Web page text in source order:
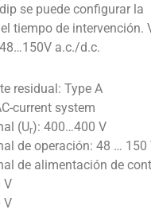
se puede configurar la
tiempo de intervención.
a.c./d.c.
residual:Type A
current system
(Ur):400…400 V
de operación:48 … 150
de alimentación de
V
V